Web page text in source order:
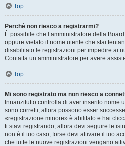
Top
Perché non riesco a registrarmi?
È possibile che l’amministratore della
oppure vietato il nome utente che stai
disabilitato le registrazioni per impedire ai
Contatta un amministratore per avere
Top
Mi sono registrato ma non riesco a
Innanzitutto controlla di aver inserito nome
sono corretti, allora possono esser
«registrazione minore» è abilitato e hai
ti stavi registrando, allora devi seguire le
non è il tuo caso, forse devi attivare il tuo
che tutte le nuove registrazioni vengano